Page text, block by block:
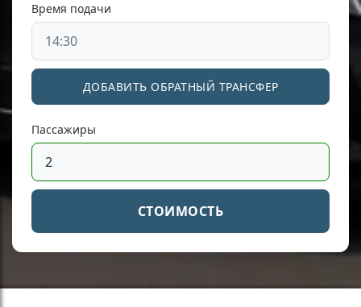
Время подачи
ДОБАВИТЬ ОБРАТНЫЙ ТРАНСФЕР
Пассажиры
СТОИМОСТЬ